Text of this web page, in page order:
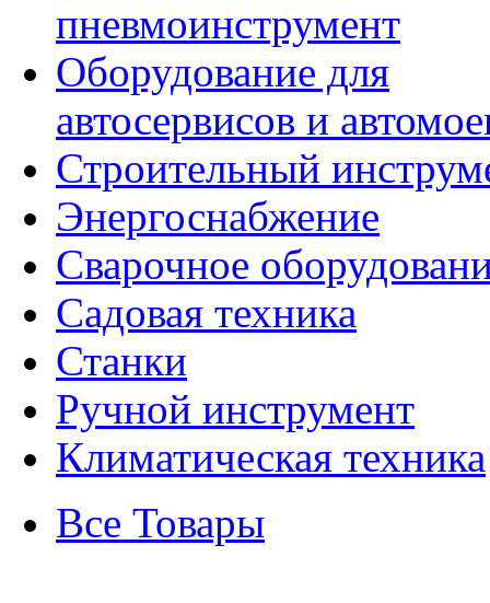
пневмоинструмент
Оборудование для
автосервисов и
Строительный
Энергоснабжение
Сварочное
Садовая техника
Станки
Ручной инструмент
Климатическая техника
Все Товары